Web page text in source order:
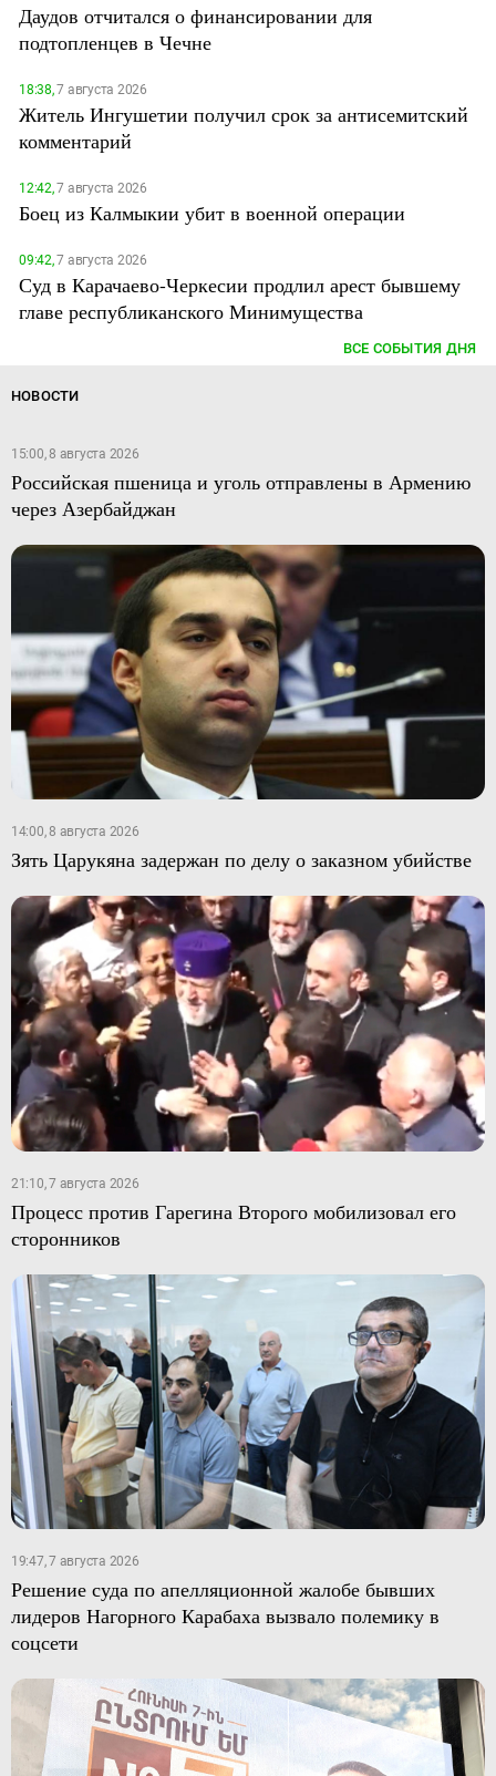
Даудов отчитался о финансировании для
подтопленцев в Чечне
18:38,7 августа 2026
Житель Ингушетии получил срок за антисемитский
комментарий
12:42,7 августа 2026
Боец из Калмыкии убит в военной операции
09:42,7 августа 2026
Суд в Карачаево-Черкесии продлил арест бывшему
главе республиканского Минимущества
ВСЕ СОБЫТИЯ ДНЯ
НОВОСТИ
15:00, 8 августа 2026
Российская пшеница и уголь отправлены в Армению
через Азербайджан
14:00, 8 августа 2026
Зять Царукяна задержан по делу о заказном убийстве
21:10, 7 августа 2026
Процесс против Гарегина Второго мобилизовал его
сторонников
19:47, 7 августа 2026
Решение суда по апелляционной жалобе бывших
лидеров Нагорного Карабаха вызвало полемику в
соцсети